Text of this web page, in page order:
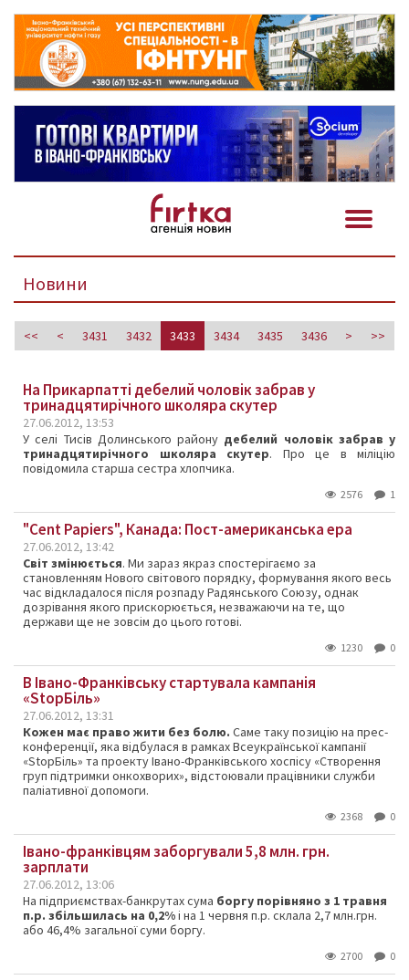
Новини
<< < 3431 3432 3433 3434 3435 3436 > >>
На Прикарпатті дебелий чоловік забрав у
тринадцятирічного школяра скутер
27.06.2012, 13:53
У селі Тисів Долинського району дебелий чоловік забрав у
тринадцятирічного школяра скутер. Про це в міліцію
повідомила старша сестра хлопчика.
2576 1
"Cent Papiers", Канада: Пост-американська ера
27.06.2012, 13:42
Світ змінюється. Ми зараз якраз спостерігаємо за
становленням Нового світового порядку, формування якого весь
час відкладалося після розпадуРадянського Союзу, однак
дозрівання якого прискорюється, незважаючи на те, що
держави ще не зовсім до цього готові.
1230 0
В Івано-Франківську стартувала кампанія
«StopБіль»
27.06.2012, 13:31
Кожен має право жити без болю. Саме таку позицію на прес-
конференції, яка відбулася в рамках Всеукраїнської кампанії
«StopБіль» та проекту Івано-Франківського хоспісу «Створення
груп підтримки онкохворих», відстоювали працівники служби
паліативної допомоги.
2368 0
Івано-франківцям заборгували 5,8 млн. грн.
зарплати
27.06.2012, 13:06
На підприємствах-банкрутах сума боргу порівняно з 1 травня
п.р. збільшилась на 0,2%і на 1 червня п.р. склала 2,7 млн.грн.
або 46,4% загальної суми боргу.
2700 0